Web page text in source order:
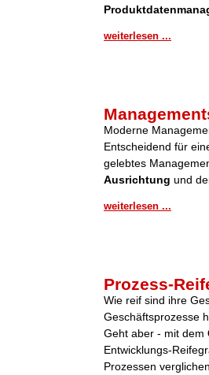
weiterlesen ...
Moderne
Entscheidend für
gelebtes
Ausrichtung und
weiterlesen ...
Prozess-
Wie reif sind ihre
Geschäftsprozesse
Geht aber - mit dem
Entwicklungs-
Prozessen